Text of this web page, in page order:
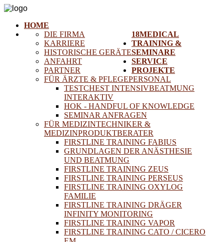
HOME
18MEDICAL
DIE FIRMA
KARRIERE
HISTORISCHE GERÄTE
ANFAHRT
PARTNER
TRAINING &
SEMINARE
FÜR ÄRZTE & PFLEGEPERSONAL
TESTCHEST INTENSIVBEATMUNG
INTERAKTIV
HOK - HANDFUL OF KNOWLEDGE
SEMINAR ANFRAGEN
FÜR MEDIZINTECHNIKER &
MEDIZINPRODUKTBERATER
FIRSTLINE TRAINING FABIUS
GRUNDLAGEN DER ANÄSTHESIE
UND BEATMUNG
FIRSTLINE TRAINING ZEUS
FIRSTLINE TRAINING PERSEUS
FIRSTLINE TRAINING OXYLOG
FAMILIE
FIRSTLINE TRAINING DRÄGER
INFINITY MONITORING
FIRSTLINE TRAINING VAPOR
FIRSTLINE TRAINING CATO / CICERO
SERVICE
PROJEKTE